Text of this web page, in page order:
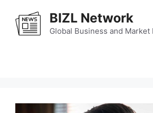
content
BIZL Network
Global Business and